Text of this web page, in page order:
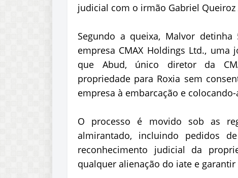
judicial com o irmão Gabriel Queiroz
Segundo a queixa, Malvor
empresa CMAX Holdings Ltd.,
que Abud, único diretor da
propriedade para Roxia sem
empresa à embarcação e
O processo é movido sob as
almirantado, incluindo pedidos
reconhecimento judicial da
qualquer alienação do iate e